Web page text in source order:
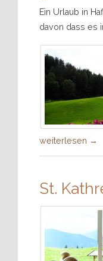
Ein Urlaub in
davon dass es
weiterlesen →
St.